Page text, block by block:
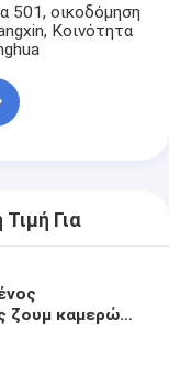
501, οικοδόμηση
Κοινότητα
Για
ζουμ καμερών